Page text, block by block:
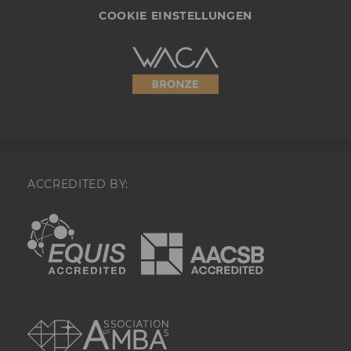
COOKIE EINSTELLUNGEN
Barrierefreiheitserklärung
Webseite
ACCREDITED BY:
EQUIS
Conversion-
BizographicsOptOut
Mit diesem
Ablehnungsstatus
lidc